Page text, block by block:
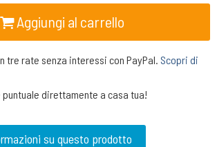
Aggiungi al carrello
tre rate senza interessi con PayPal. Scopri di
direttamente a casa tua!
su questo prodotto